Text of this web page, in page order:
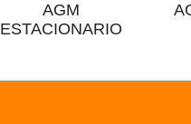
AGM
ESTACIONARIO